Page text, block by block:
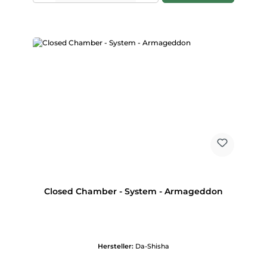
Closed Chamber - System - Armageddon
Hersteller: Da-Shisha